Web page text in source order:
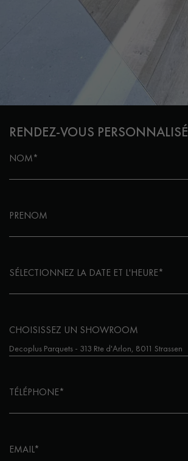
RENDEZ-VOUS PERSONNALISÉ
NOM*
PRENOM
SÉLECTIONNEZ LA DATE ET L'HEURE*
CHOISISSEZ UN SHOWROOM
TÉLÉPHONE*
EMAIL*